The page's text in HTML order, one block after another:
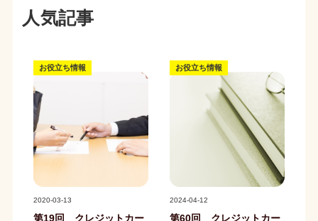
人気記事
お役立ち情報
2020-03-13
第19回 クレジットカー
お役立ち情報
2024-04-12
第60回 クレジットカー